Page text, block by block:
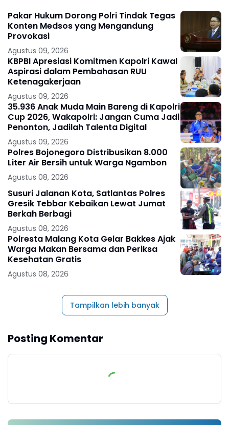
Pakar Hukum Dorong Polri Tindak Tegas
Konten Medsos yang Mengandung
Provokasi
Agustus 09, 2026
KBPBI Apresiasi Komitmen Kapolri Kawal
Aspirasi dalam Pembahasan RUU
Ketenagakerjaan
Agustus 09, 2026
35.936 Anak Muda Main Bareng di Kapolri
Cup 2026, Wakapolri: Jangan Cuma Jadi
Penonton, Jadilah Talenta Digital
Agustus 09, 2026
Polres Bojonegoro Distribusikan 8.000
Liter Air Bersih untuk Warga Ngambon
Agustus 08, 2026
Susuri Jalanan Kota, Satlantas Polres
Gresik Tebbar Kebaikan Lewat Jumat
Berkah Berbagi
Agustus 08, 2026
Polresta Malang Kota Gelar Bakkes Ajak
Warga Makan Bersama dan Periksa
Kesehatan Gratis
Agustus 08, 2026
Tampilkan lebih banyak
Posting Komentar